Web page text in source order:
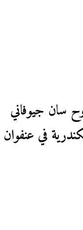
سان جيوفاني
في عنفوان